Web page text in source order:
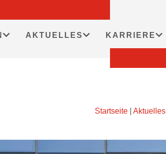
AKTUELLES KARRIERE
Startseite Aktuelles